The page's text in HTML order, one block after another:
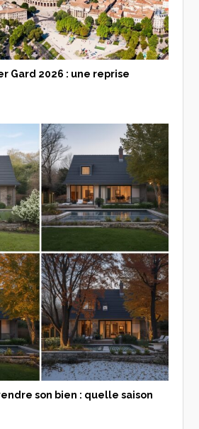
Gard 2026 : une reprise
son bien : quelle saison